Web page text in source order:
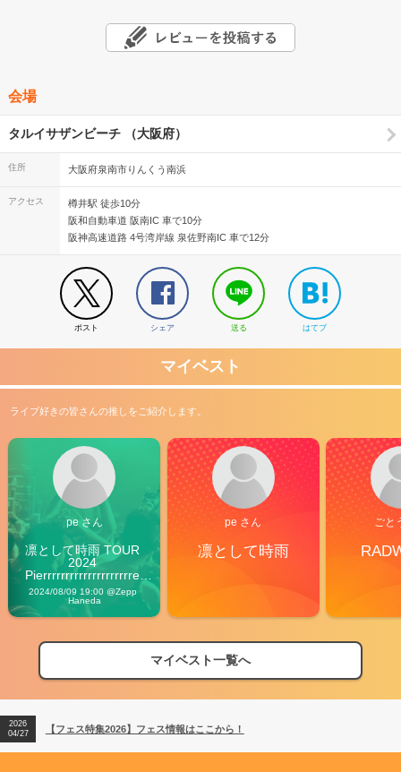
会場
タルイサザンビーチ （大阪府）
住所 大阪府泉南市りんくう南浜
アクセス
樽井駅 徒歩10分
阪和自動車道 阪南IC 車で10分
阪神高速道路 4号湾岸線 泉佐野南IC 車で12分
ポスト シェア 送る はてブ
マイベスト
ライブ好きの皆さんの推しをご紹介します。
pe さん
凛として時雨 TOUR
2024
Pierrrrrrrrrrrrrrrrrrrre
Vibes
2024/08/09 19:00 @Zepp
Haneda
pe さん
凛として時雨
ごと
マイベスト一覧へ
【フェス特集2026】フェス情報はここから！
【ライブ動員ランキング】2026年上半期編発表！
2026
04/27
【フェス特集2026】フェス情報はここから！
2026